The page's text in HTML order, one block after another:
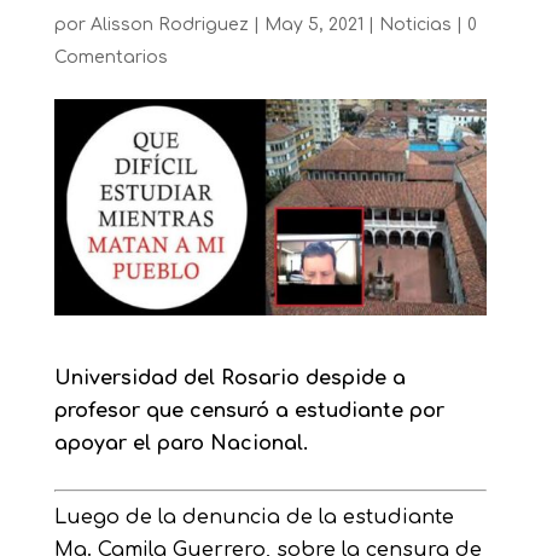
por Alisson Rodriguez May 5, 2021 Noticias
0
Comentarios
Universidad del Rosario despide a
profesor que censuró a estudiante por
apoyar el paro Nacional.
Luego de la denuncia de la estudiante
Ma. Camila Guerrero, sobre la censura de